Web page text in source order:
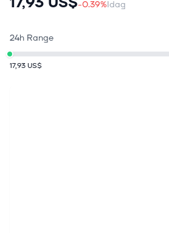
-0.39%Idag
24h Range
17,93 US$